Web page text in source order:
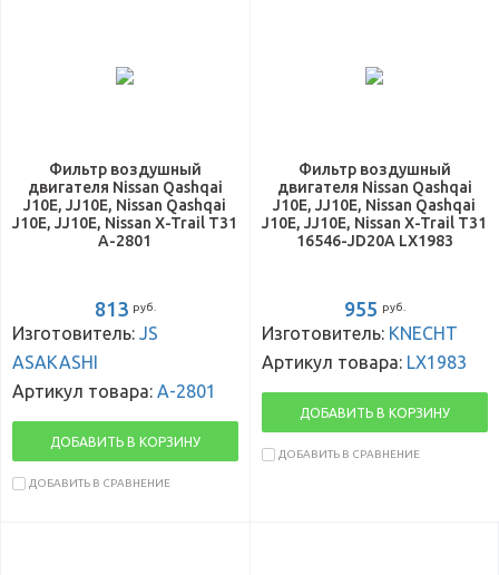
Фильтр воздушный
двигателя Nissan Qashqai
J10E, JJ10E, Nissan Qashqai
J10E, JJ10E, Nissan X-Trail Т31
A-2801
813 руб.
Изготовитель: JS
ASAKASHI
Артикул товара: A-2801
ДОБАВИТЬ В КОРЗИНУ
ДОБАВИТЬ В СРАВНЕНИЕ
Фильтр воздушный
двигателя Nissan Qashqai
J10E, JJ10E, Nissan Qashqai
J10E, JJ10E, Nissan X-Trail Т31
16546-JD20A LX1983
955 руб.
Изготовитель: KNECHT
Артикул товара: LX1983
ДОБАВИТЬ В КОРЗИНУ
ДОБАВИТЬ В СРАВНЕНИЕ